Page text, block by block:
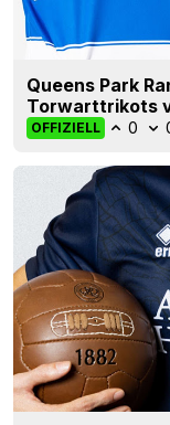
Queens Park
Torwarttrikots
OFFIZIELL 0